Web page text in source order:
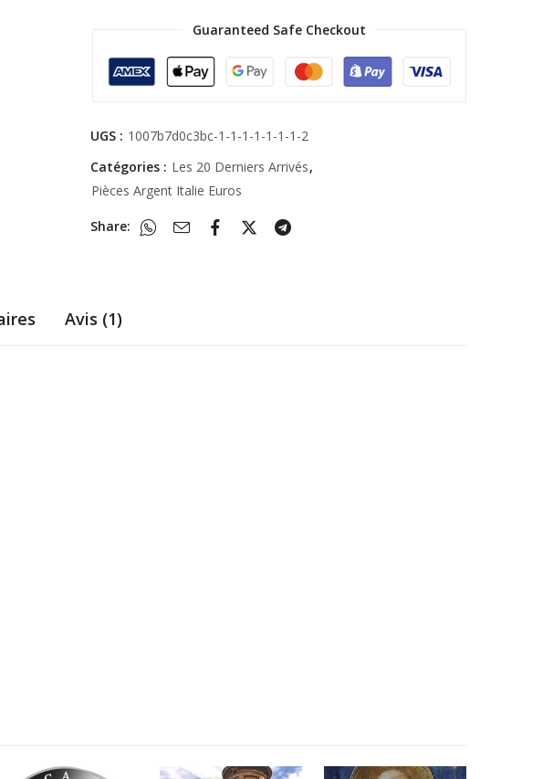
Guaranteed Safe Checkout
UGS : 1007b7d0c3bc-1-1-1-1-1-1-1-2
Catégories : Les 20 Derniers Arrivés,
Pièces Argent Italie Euros
Share:
Avis (1)